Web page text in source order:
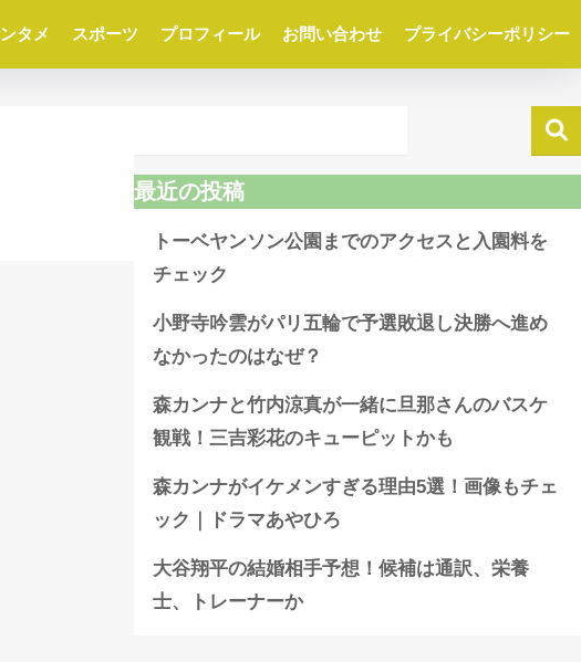
タメ スポーツ プロフィール お問い合わせ プライバシーポリシー
最近の投稿
トーベヤンソン公園までのアクセスと入園料を
チェック
小野寺吟雲がパリ五輪で予選敗退し決勝へ進め
なかったのはなぜ？
森カンナと竹内涼真が一緒に旦那さんのバスケ
観戦！三吉彩花のキューピットかも
森カンナがイケメンすぎる理由5選！画像もチェ
ック｜ドラマあやひろ
大谷翔平の結婚相手予想！候補は通訳、栄養
士、トレーナーか